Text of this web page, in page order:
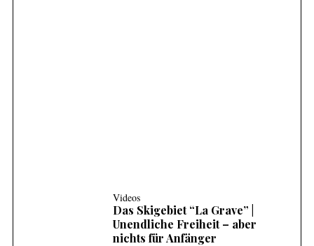
Videos
Das Skigebiet “La Grave” |
Unendliche Freiheit – aber
nichts für Anfänger